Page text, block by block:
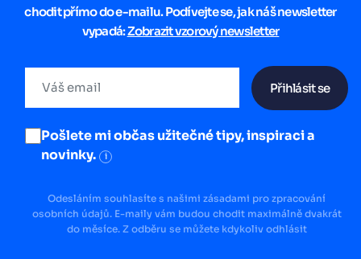
chodit přímo do e-mailu. Podívejte se, jak náš newsletter
vypadá:Zobrazit vzorový newsletter
Přihlásit se
Pošlete mi občas užitečné tipy, inspiraci a
novinky.
i
Odesláním souhlasíte s našimi zásadami pro zpracování
osobních údajů. E-maily vám budou chodit maximálně dvakrát
do měsíce. Z odběru se můžete kdykoliv odhlásit